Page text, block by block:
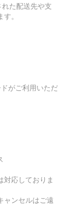
た配送先や支
。
がご利用いただ
対応しておりま
ャンセルはご遠